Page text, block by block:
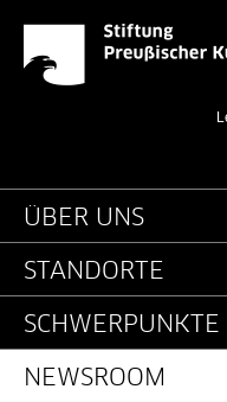
Springe direkt zu:
ÜBER UNS
STANDORTE
SCHWERPUNKTE
NEWSROOM